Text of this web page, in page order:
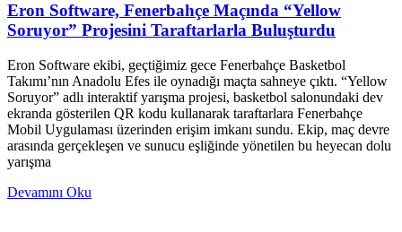
Eron Software, Fenerbahçe Maçında “Yellow
Soruyor” Projesini Taraftarlarla Buluşturdu
Eron Software ekibi, geçtiğimiz gece Fenerbahçe Basketbol
Takımı’nın Anadolu Efes ile oynadığı maçta sahneye çıktı. “Yellow
Soruyor” adlı interaktif yarışma projesi, basketbol salonundaki dev
ekranda gösterilen QR kodu kullanarak taraftarlara Fenerbahçe
Mobil Uygulaması üzerinden erişim imkanı sundu. Ekip, maç devre
arasında gerçekleşen ve sunucu eşliğinde yönetilen bu heyecan dolu
yarışma
Devamını Oku